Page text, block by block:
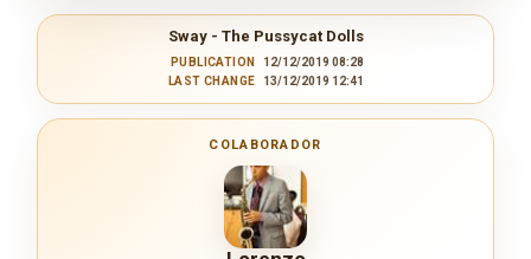
Sway - The Pussycat Dolls
PUBLICATION
12/12/2019 08:28
LAST CHANGE
13/12/2019 12:41
COLABORADOR